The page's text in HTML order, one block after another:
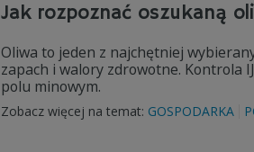
Jak rozpoznać oszukaną
Oliwa to jeden z najchętniej
zapach i walory zdrowotne. Kontrola
polu minowym.
Zobacz więcej na temat: GOSPODARKA